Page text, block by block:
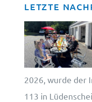
Cookie-Information
LETZTE
2026, wurde der
113 in